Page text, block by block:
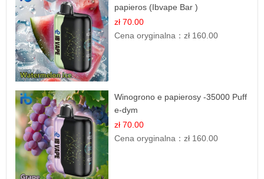
papieros (Ibvape Bar )
zł 70.00
Cena oryginalna：zł 160.00
Winogrono e papierosy -35000 Puff
e-dym
zł 70.00
Cena oryginalna：zł 160.00